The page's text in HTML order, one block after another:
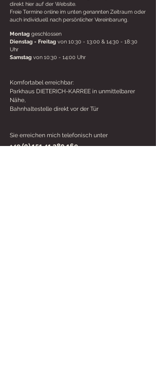
direkt hier auf der Website.
Freie Termine online im unten genannten Zeitraum oder
auch individuell nach persönlicher Vereinbarung.
Montag geschlossen
Dienstag - Freitag von 10:30 - 13:00 & 14:30 - 18:30
Uhr
Samstag von 10:30 - 14:00 Uhr
Komfortabel erreichbar:
Parkhaus DIETERICH-KARREE in unmittelbarer
Nähe,
Bahnhaltestelle direkt vor der Tür
Sie erreichen mich telefonisch unter
+49 (0) 151 41 380 169